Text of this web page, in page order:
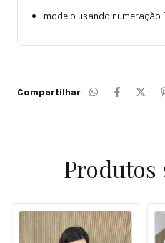
modelo usando numeração
Compartilhar
Produtos